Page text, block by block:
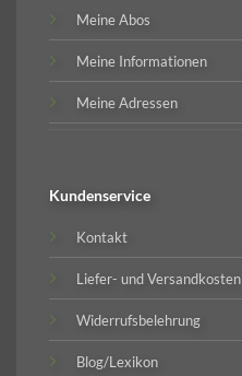
Meine Abos
Meine Informationen
Meine Adressen
Kundenservice
Kontakt
Liefer- und Versandkosten
Widerrufsbelehrung
Blog/Lexikon